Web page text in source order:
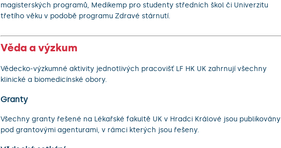
magisterských programů, Medikemp pro studenty středních škol či Univerzitu
třetího věku v podobě programu Zdravé stárnutí.
Věda a výzkum
Vědecko-výzkumné aktivity jednotlivých pracovišť LF HK UK zahrnují všechny
klinické a biomedicínské obory.
Granty
Všechny granty řešené na Lékařské fakultě UK v Hradci Králové jsou publikovány
pod grantovými agenturami, v rámci kterých jsou řešeny.